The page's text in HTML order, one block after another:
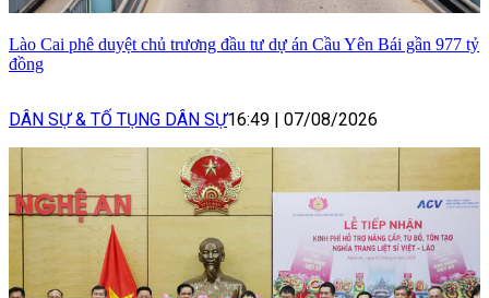
Lào Cai phê duyệt chủ trương đầu tư dự án Cầu Yên Bái gần 977 tỷ
đồng
DÂN SỰ & TỐ TỤNG DÂN SỰ16:49 07/08/2026